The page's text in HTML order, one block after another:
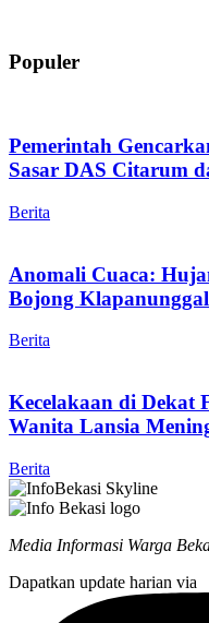
Populer
Pemerintah
Sasar DAS Citarum
Berita
Anomali Cuaca:
Bojong
Berita
Kecelakaan di Dekat
Wanita Lansia
Berita
Media Informasi Warga
Dapatkan update harian via